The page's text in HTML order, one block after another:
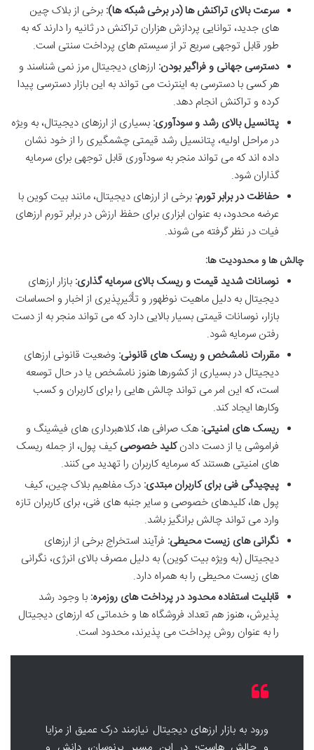
سرعت بالای تراکنش ها (در برخی شبکه ها): برخی از بلاک چین
های جدید، توانایی پردازش هزاران تراکنش در ثانیه را دارند که به
طور قابل توجهی سریع تر از سیستم های پرداخت سنتی است.
دسترسی جهانی و فراگیر بودن: ارزهای دیجیتال مرز نمی شناسند و
هر کسی با دسترسی به اینترنت می تواند به این بازار دسترسی پیدا
کرده و تراکنش انجام دهد.
پتانسیل بالای رشد و سودآوری: بسیاری از ارزهای دیجیتال، به ویژه
در مراحل اولیه، پتانسیل رشد قیمتی چشمگیری را از خود نشان
داده اند که می تواند منجر به سودآوری قابل توجهی برای سرمایه
گذاران شود.
حفاظت در برابر تورم: برخی از ارزهای دیجیتال، مانند بیت کوین با
عرضه محدود، به عنوان ابزاری برای حفظ ارزش در برابر تورم ارزهای
فیات در نظر گرفته می شوند.
چالش ها و محدودیت ها:
نوسانات شدید قیمت و ریسک بالای سرمایه گذاری: بازار ارزهای
دیجیتال به دلیل ماهیت نوظهور و تأثیرپذیری از اخبار و احساسات
بازار، نوسانات قیمتی بسیار بالایی دارد که می تواند منجر به از دست
رفتن سرمایه شود.
مقررات نامشخص و ریسک های قانونی: وضعیت قانونی ارزهای
دیجیتال در بسیاری از کشورها هنوز نامشخص یا در حال توسعه
است، که این امر می تواند چالش هایی را برای کاربران و کسب
وکارها ایجاد کند.
ریسک های امنیتی: هک صرافی ها، کلاهبرداری های فیشینگ و
فراموشی یا از دست دادنکلید خصوصیکیف پول، از جمله ریسک
های امنیتی هستند که سرمایه کاربران را تهدید می کنند.
پیچیدگی فنی برای کاربران مبتدی: درک مفاهیم بلاک چین، کیف
پول ها، کلیدهای خصوصی و سایر جنبه های فنی، برای کاربران تازه
وارد می تواند چالش برانگیز باشد.
نگرانی های زیست محیطی: فرآیند استخراج برخی از ارزهای
دیجیتال (به ویژه بیت کوین) به دلیل مصرف بالای انرژی، نگرانی
های زیست محیطی را به همراه دارد.
قابلیت استفاده محدود در پرداخت های روزمره: با وجود رشد
پذیرش، هنوز هم تعداد فروشگاه ها و خدماتی که ارزهای دیجیتال
را به عنوان روش پرداخت می پذیرند، محدود است.
ورود به بازار ارزهای دیجیتال نیازمند درک عمیق از مزایا